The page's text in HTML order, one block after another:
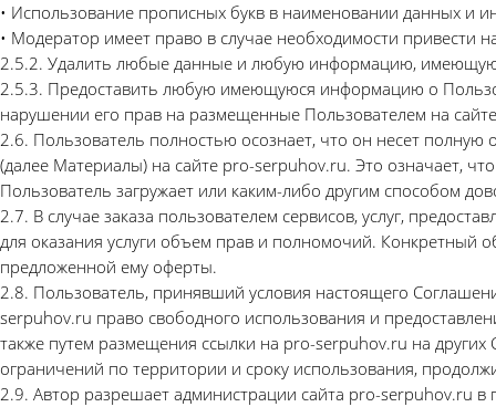
• Использование прописных букв в наименовании данных и
• Модератор имеет право в случае необходимости
2.5.2. Удалить любые данные и любую информацию,
2.5.3. Предоставить любую имеющуюся информацию о
нарушении его прав на размещенные Пользователем на
2.6. Пользователь полностью осознает, что он несет
(далее Материалы) на сайте pro-serpuhov.ru. Это означает,
Пользователь загружает или каким-либо другим способом
2.7. В случае заказа пользователем сервисов, услуг,
для оказания услуги объем прав и полномочий. Конкретный
предложенной ему оферты.
2.8. Пользователь, принявший условия настоящего
serpuhov.ru право свободного использования и
также путем размещения ссылки на pro-serpuhov.ru на
ограничений по территории и сроку использования,
2.9. Автор разрешает администрации сайта pro-serpuhov.ru